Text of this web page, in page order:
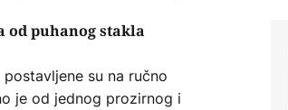
od puhanog stakla
su na ručno
je od jednog prozirnog i